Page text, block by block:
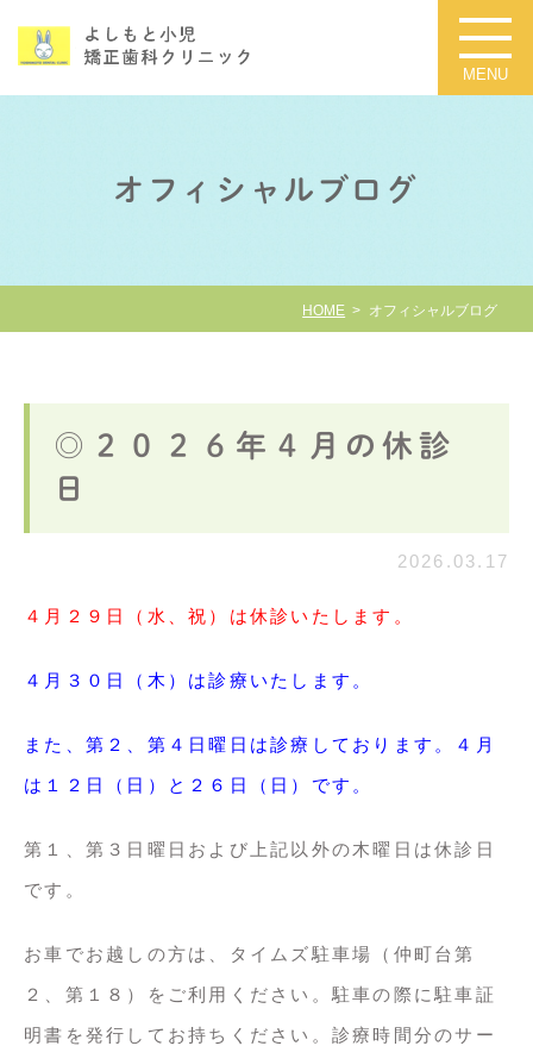
オフィシャルブログ
HOME オフィシャルブログ
◎２０２６年４月の休診
日
2026.03.17
４月２９日（水、祝）は休診いたします。
４月３０日（木）は診療いたします。
また、第２、第４日曜日は診療しております。４月
は１２日（日）と２６日（日）です。
第１、第３日曜日および上記以外の木曜日は休診日
です。
お車でお越しの方は、タイムズ駐車場（仲町台第
２、第１８）をご利用ください。駐車の際に駐車証
明書を発行してお持ちください。診療時間分のサー